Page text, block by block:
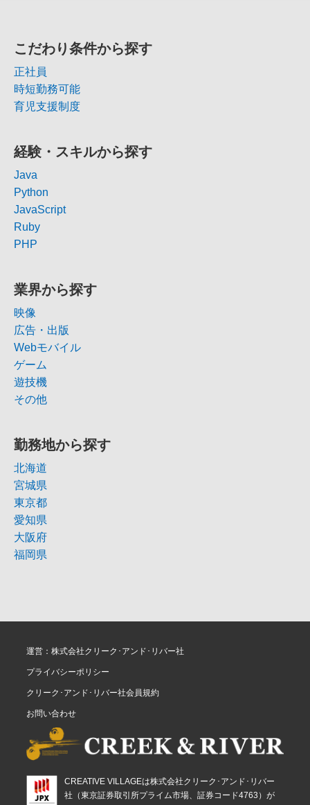
こだわり条件から探す
正社員
時短勤務可能
育児支援制度
経験・スキルから探す
Java
Python
JavaScript
Ruby
PHP
業界から探す
映像
広告・出版
Webモバイル
ゲーム
遊技機
その他
勤務地から探す
北海道
宮城県
東京都
愛知県
大阪府
福岡県
運営：株式会社クリーク･アンド･リバー社
プライバシーポリシー
クリーク･アンド･リバー社会員規約
お問い合わせ
CREATIVE VILLAGEは株式会社クリーク･アンド･リバー
社（東京証券取引所プライム市場、証券コード4763）が